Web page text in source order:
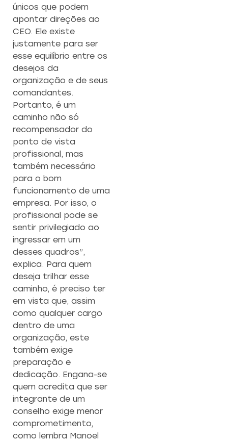
únicos que podem
apontar direções ao
CEO. Ele existe
justamente para ser
esse equilíbrio entre os
desejos da
organização e de seus
comandantes.
Portanto, é um
caminho não só
recompensador do
ponto de vista
profissional, mas
também necessário
para o bom
funcionamento de uma
empresa. Por isso, o
profissional pode se
sentir privilegiado ao
ingressar em um
desses quadros”,
explica. Para quem
deseja trilhar esse
caminho, é preciso ter
em vista que, assim
como qualquer cargo
dentro de uma
organização, este
também exige
preparação e
dedicação. Engana-se
quem acredita que ser
integrante de um
conselho exige menor
comprometimento,
como lembra Manoel